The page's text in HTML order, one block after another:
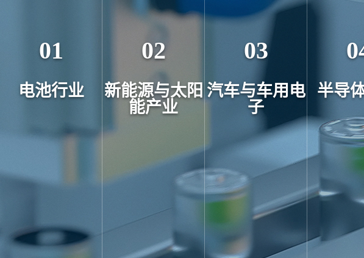
01
电池行业
02
新能源与太阳
能产业
03
汽车与车用电
子
半导